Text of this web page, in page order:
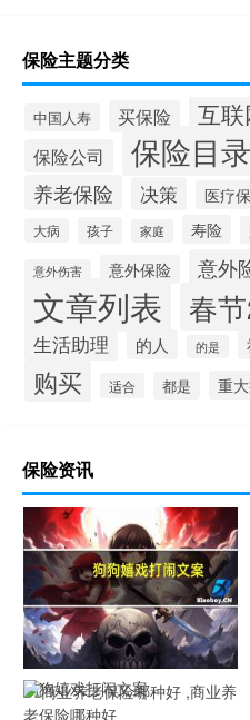
保险主题分类
中国人寿 买保险 互联
保险公司 保险目录
养老保险 决策 医疗
大病
孩子 家庭 寿险
意外伤害 意外保险 意外
文章列表 春
生活助理 的人 的是
购买 适合 都是 重
保险资讯
狗狗嬉戏打闹文案